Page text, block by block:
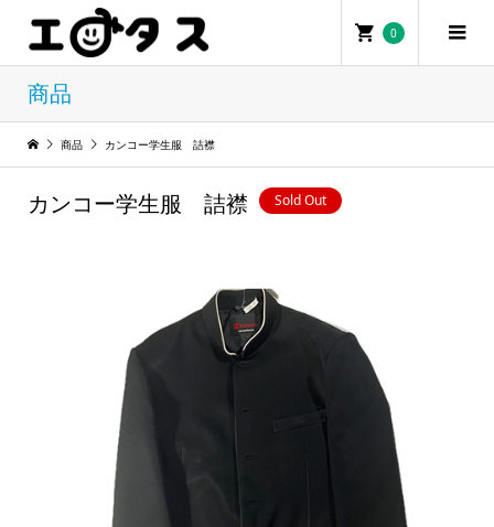
0
商品
商品 カンコー学生服 詰襟
カンコー学生服 詰襟 Sold Out
0